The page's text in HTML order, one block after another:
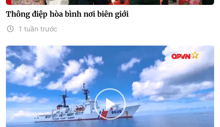
Thông điệp hòa bình nơi biên giới
1 tuần trước